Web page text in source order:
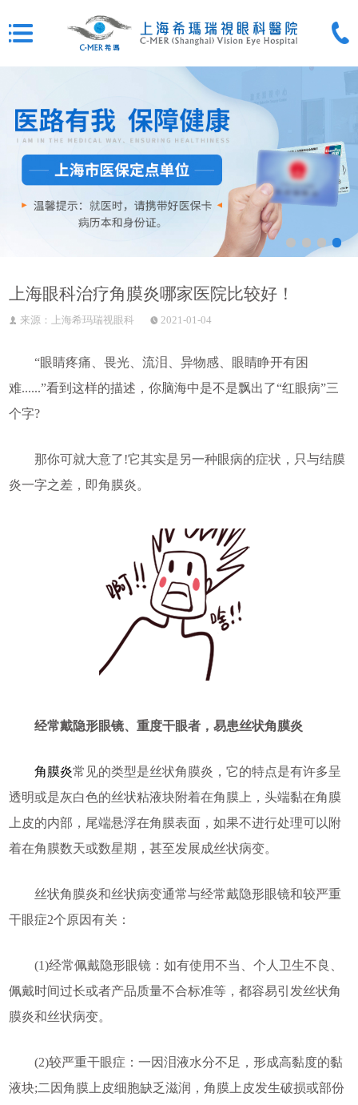
上海眼科治疗角膜炎哪家医院比较好！
来源：上海希玛瑞视眼科 2021-01-04
“眼睛疼痛、畏光、流泪、异物感、眼睛睁开有困
难......”看到这样的描述，你脑海中是不是飘出了“红眼病”三
个字?
那你可就大意了!它其实是另一种眼病的症状，只与结膜
炎一字之差，即角膜炎。
经常戴隐形眼镜、重度干眼者，易患丝状角膜炎
角膜炎常见的类型是丝状角膜炎，它的特点是有许多呈
透明或是灰白色的丝状粘液块附着在角膜上，头端黏在角膜
上皮的内部，尾端悬浮在角膜表面，如果不进行处理可以附
着在角膜数天或数星期，甚至发展成丝状病变。
丝状角膜炎和丝状病变通常与经常戴隐形眼镜和较严重
干眼症2个原因有关：
(1)经常佩戴隐形眼镜：如有使用不当、个人卫生不良、
佩戴时间过长或者产品质量不合标准等，都容易引发丝状角
膜炎和丝状病变。
(2)较严重干眼症：一因泪液水分不足，形成高黏度的黏
液块;二因角膜上皮细胞缺乏滋润，角膜上皮发生破损或部份